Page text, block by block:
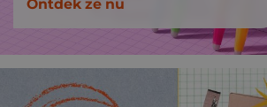
Ontdek ze nu